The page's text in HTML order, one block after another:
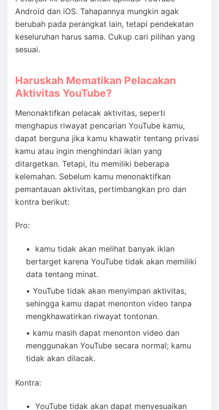
Android dan iOS. Tahapannya mungkin agak
berubah pada perangkat lain, tetapi pendekatan
keseluruhan harus sama. Cukup cari pilihan yang
sesuai.
Haruskah Mematikan Pelacakan
Aktivitas YouTube?
Menonaktifkan pelacak aktivitas, seperti
menghapus riwayat pencarian YouTube kamu,
dapat berguna jika kamu khawatir tentang privasi
kamu atau ingin menghindari iklan yang
ditargetkan. Tetapi, itu memiliki beberapa
kelemahan. Sebelum kamu menonaktifkan
pemantauan aktivitas, pertimbangkan pro dan
kontra berikut:
Pro:
kamu tidak akan melihat banyak iklan
bertarget karena YouTube tidak akan memiliki
data tentang minat.
YouTube tidak akan menyimpan aktivitas,
sehingga kamu dapat menonton video tanpa
mengkhawatirkan riwayat tontonan.
kamu masih dapat menonton video dan
menggunakan YouTube secara normal; kamu
tidak akan dilacak.
Kontra:
YouTube tidak akan dapat menyesuaikan